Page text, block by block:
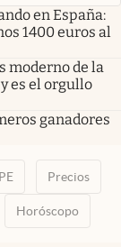
en España:
1400 euros al
moderno de la
es el orgullo
ganadores
Precios
Horóscopo